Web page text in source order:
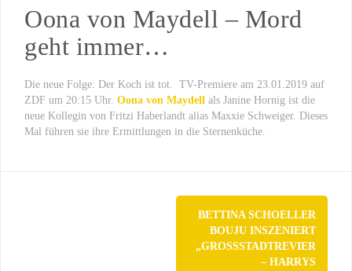
WILSBERG – VATERFREUDEN
Der letzte Beat
Oona von Maydell
Michael Rotschopf und Charlotte Puder
TV-Premiere
Oona von Maydell – Mord
geht immer…
Die neue Folge: Der Koch ist tot. TV-Premiere am 23.01.2019 auf
ZDF um 20:15 Uhr. Oona von Maydell als Janine Hornig ist die
neue Kollegin von Fritzi Haberlandt alias Maxxie Schweiger. Dieses
Mal führen sie ihre Ermittlungen in die Sternenküche.
BETTINA SCHOELLER
BOUJU INSZENIERT
„GROSSSTADTREVIER –
HARRYS A